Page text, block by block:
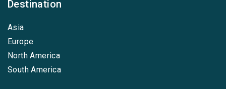
Destination
Asia
Europe
North America
South America